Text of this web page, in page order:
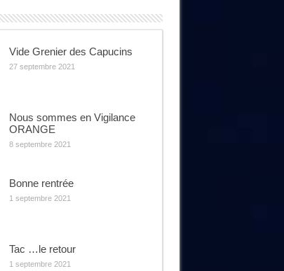
Vide Grenier des Capucins
27 septembre 2021
Nous sommes en Vigilance
ORANGE
8 septembre 2021
Bonne rentrée
1 septembre 2021
Tac …le retour
1 septembre 2021